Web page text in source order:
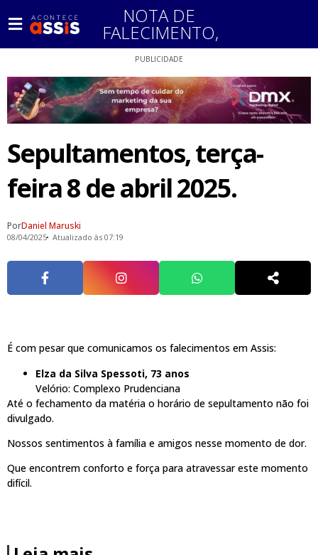
NOTA DE
FALECIMENTO,
PUBLICIDADE
Sepultamentos, terça-
feira 8 de abril 2025.
PorDaniel Maruski
08/04/2025 Atualizado às 07:19
É com pesar que comunicamos os falecimentos em Assis:
Elza da Silva Spessoti, 73 anos
Velório: Complexo Prudenciana
Até o fechamento da matéria o horário de sepultamento não foi
divulgado.
Nossos sentimentos à família e amigos nesse momento de dor.
Que encontrem conforto e força para atravessar este momento
difícil.